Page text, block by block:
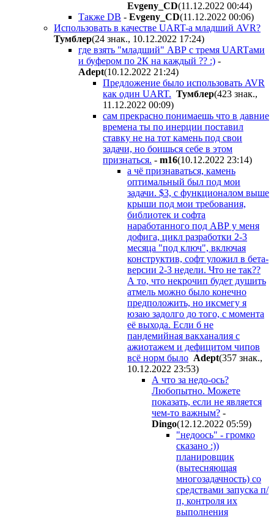
Evgeny_CD(11.12.2022 00:44)
Также DB - Evgeny_CD(11.12.2022 00:06)
Использовать в качестве UART-а младший AVR?
Tyмблep(24 знак., 10.12.2022 17:24)
где взять "младший" АВР с тремя UARTами
и буфером по 2К на каждый ?? :) -
Adept(10.12.2022 21:24)
Предложение было использовать AVR
как один UART. Tyмблep(423 знак.,
11.12.2022 00:09)
сам прекрасно понимаешь что в давние
времена ты по инерции поставил
ставку не на тот камень под свои
задачи, но боишься себе в этом
признаться. - m16(10.12.2022 23:14)
а чё признаваться, камень
оптимальный был под мои
задачи. $3, с функционалом выше
крыши под мои требования,
библиотек и софта
наработанного под АВР у меня
дофига, цикл разработки 2-3
месяца "под ключ", включая
конструктив, софт уложил в бета-
версии 2-3 недели. Что не так??
А то, что некрочип будет душить
атмель можно было конечно
предположить, но иксмегу я
юзаю задолго до того, с момента
её выхода. Если б не
пандемийная вакханалия с
ажиотажем и дефицитом чипов
всё норм было Adept(357 знак.,
10.12.2022 23:53)
А что за недо-ось?
Любопытно. Можете
показать, если не является
чем-то важным? -
Dingo(12.12.2022 05:59)
"недоось" - громко
сказано :))
планировщик
(вытесняющая
многозадачность) со
средствами запуска п/
п, контроля их
выполнения